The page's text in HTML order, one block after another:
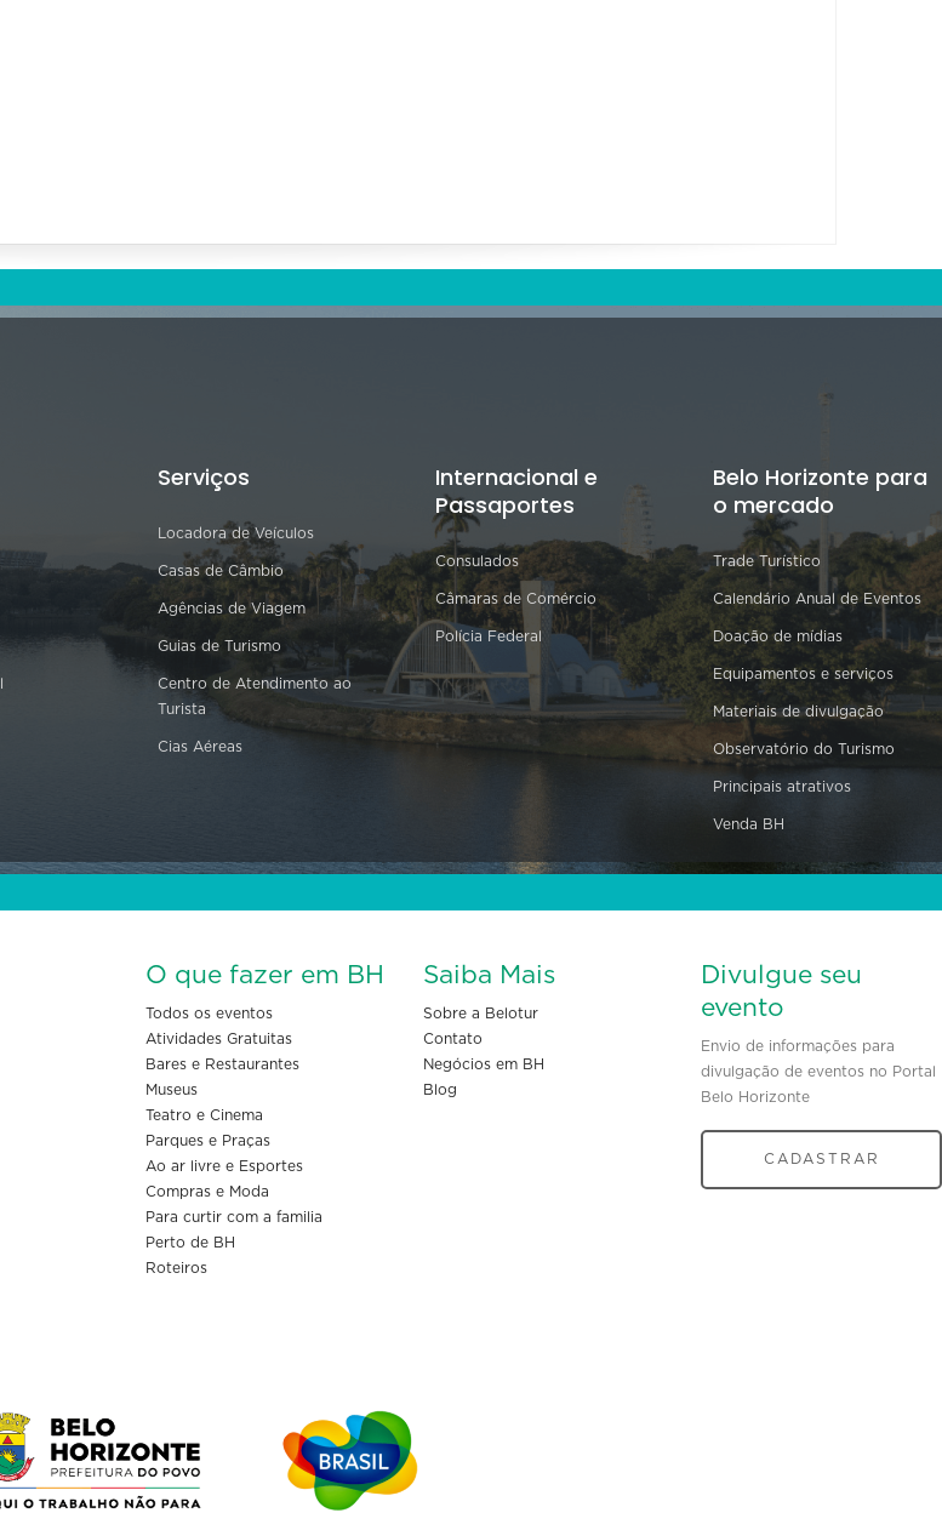
Serviços
Locadora de Veículos
Casas de Câmbio
Agências de Viagem
Guias de Turismo
Centro de Atendimento ao
Turista
Cias Aéreas
Internacional e
Passaportes
Consulados
Câmaras de Comércio
Polícia Federal
Belo Horizonte para
o mercado
Trade Turístico
Calendário Anual de Eventos
Doação de mídias
Equipamentos e serviços
Materiais de divulgação
Observatório do Turismo
Principais atrativos
Venda BH
O que fazer em BH
Todos os eventos
Atividades Gratuitas
Bares e Restaurantes
Museus
Teatro e Cinema
Parques e Praças
Ao ar livre e Esportes
Compras e Moda
Para curtir com a familia
Perto de BH
Roteiros
Saiba Mais
Sobre a Belotur
Contato
Negócios em BH
Blog
Divulgue seu
evento
Envio de informações para
divulgação de eventos no Portal
Belo Horizonte
CADASTRAR